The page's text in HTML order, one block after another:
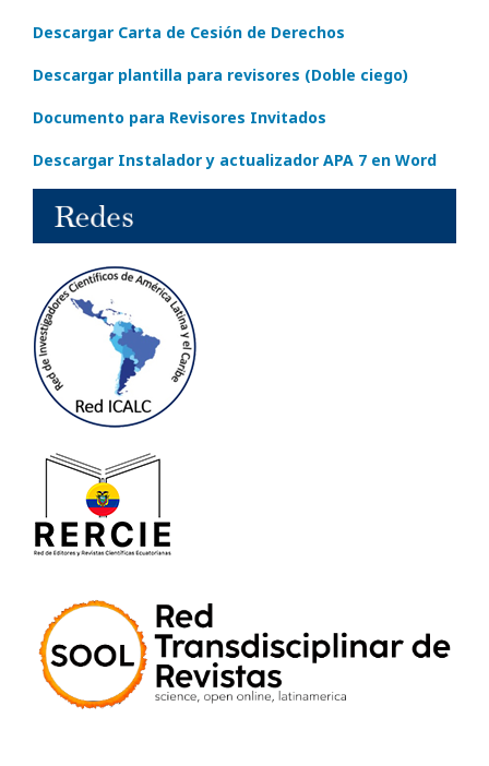
Descargar Carta de Cesión de Derechos
Descargar plantilla para revisores (Doble ciego)
Documento para Revisores Invitados
Descargar Instalador y actualizador APA 7 en Word